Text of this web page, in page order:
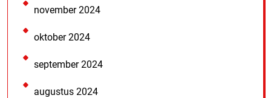
november 2024
oktober 2024
september 2024
augustus 2024